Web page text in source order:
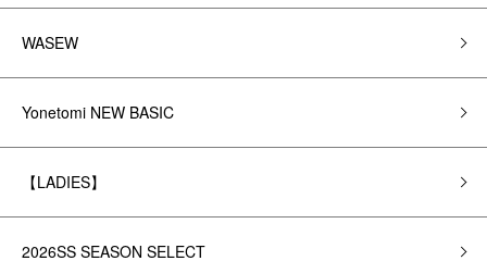
WASEW
Yonetomi NEW BASIC
【LADIES】
2026SS SEASON SELECT